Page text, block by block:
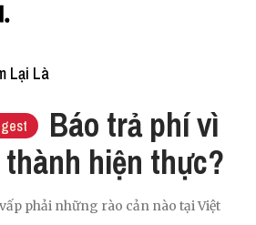
Lại Là
Báo trả phí vì
hiện thực?
phải những rào cản nào tại Việt